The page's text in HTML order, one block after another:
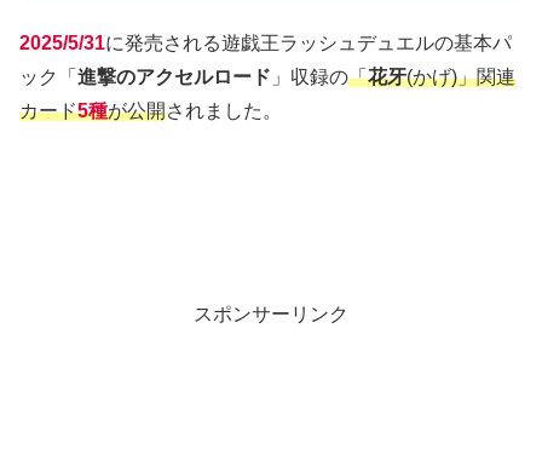
2025/5/31に発売される遊戯王ラッシュデュエルの基本パ
ック「 進撃のアクセルロード 」収録の「花牙(かげ)」関連
カード5種が公開されました。
スポンサーリンク